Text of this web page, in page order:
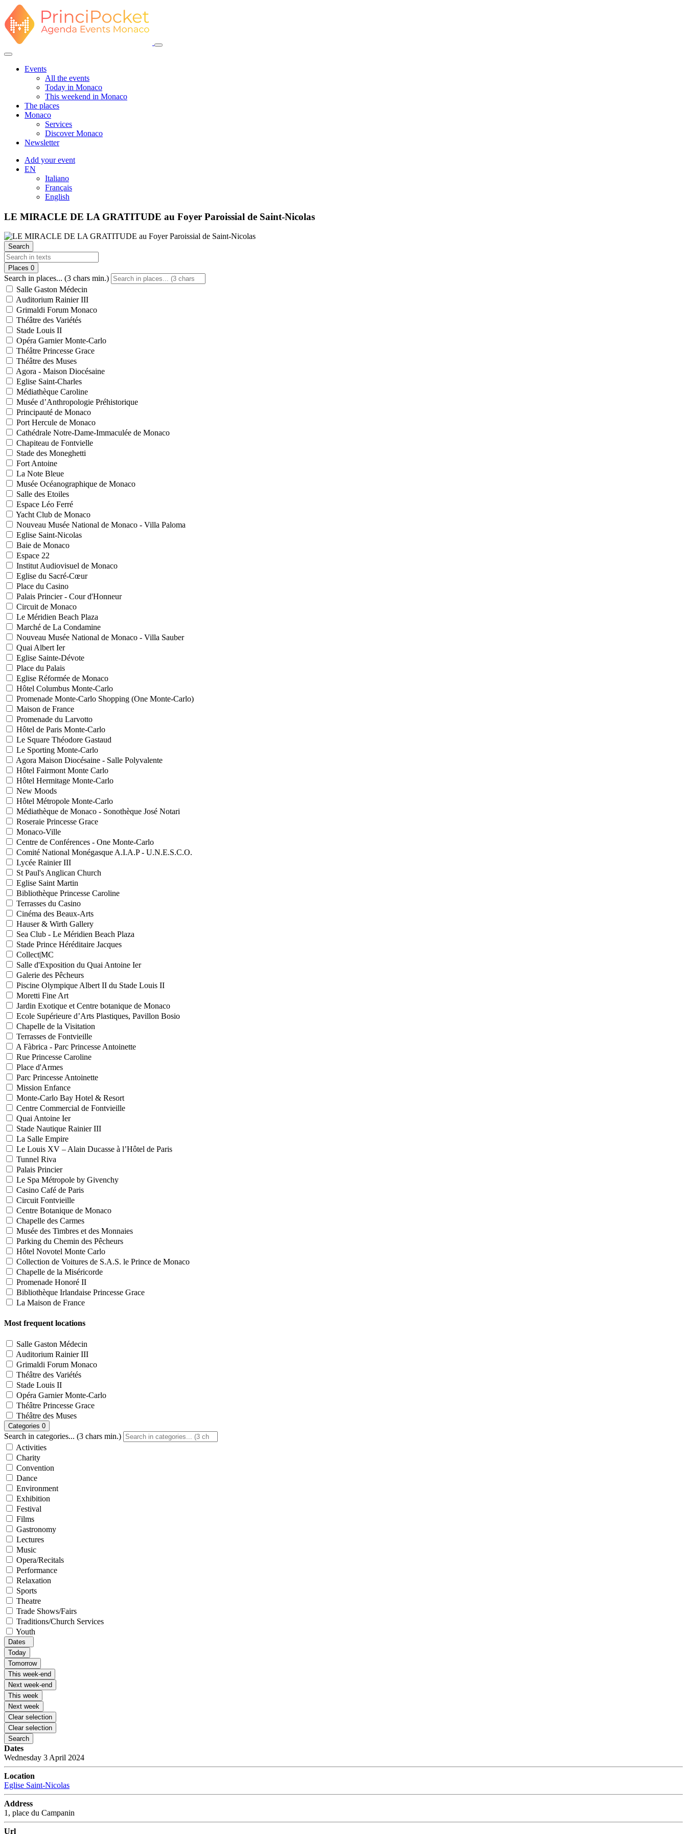
Events
All the events
Today in Monaco
This weekend in Monaco
The places
Monaco
Services
Discover Monaco
Newsletter
Add your event
EN
Italiano
Français
English
LE MIRACLE DE LA GRATITUDE au Foyer Paroissial de Saint-Nicolas
Search
Places 0
Search in places... (3 chars min.)
Salle Gaston Médecin
Auditorium Rainier III
Grimaldi Forum Monaco
Théâtre des Variétés
Stade Louis II
Opéra Garnier Monte-Carlo
Théâtre Princesse Grace
Théâtre des Muses
Agora - Maison Diocésaine
Eglise Saint-Charles
Médiathèque Caroline
Musée d’Anthropologie Préhistorique
Principauté de Monaco
Port Hercule de Monaco
Cathédrale Notre-Dame-Immaculée de Monaco
Chapiteau de Fontvielle
Stade des Moneghetti
Fort Antoine
La Note Bleue
Musée Océanographique de Monaco
Salle des Etoiles
Espace Léo Ferré
Yacht Club de Monaco
Nouveau Musée National de Monaco - Villa Paloma
Eglise Saint-Nicolas
Baie de Monaco
Espace 22
Institut Audiovisuel de Monaco
Eglise du Sacré-Cœur
Place du Casino
Palais Princier - Cour d'Honneur
Circuit de Monaco
Le Méridien Beach Plaza
Marché de La Condamine
Nouveau Musée National de Monaco - Villa Sauber
Quai Albert Ier
Eglise Sainte-Dévote
Place du Palais
Eglise Réformée de Monaco
Hôtel Columbus Monte-Carlo
Promenade Monte-Carlo Shopping (One Monte-Carlo)
Maison de France
Promenade du Larvotto
Hôtel de Paris Monte-Carlo
Le Square Théodore Gastaud
Le Sporting Monte-Carlo
Agora Maison Diocésaine - Salle Polyvalente
Hôtel Fairmont Monte Carlo
Hôtel Hermitage Monte-Carlo
New Moods
Hôtel Métropole Monte-Carlo
Médiathèque de Monaco - Sonothèque José Notari
Roseraie Princesse Grace
Monaco-Ville
Centre de Conférences - One Monte-Carlo
Comité National Monégasque A.I.A.P - U.N.E.S.C.O.
Lycée Rainier III
St Paul's Anglican Church
Eglise Saint Martin
Bibliothèque Princesse Caroline
Terrasses du Casino
Cinéma des Beaux-Arts
Hauser & Wirth Gallery
Sea Club - Le Méridien Beach Plaza
Stade Prince Héréditaire Jacques
Collect|MC
Salle d'Exposition du Quai Antoine Ier
Galerie des Pêcheurs
Piscine Olympique Albert II du Stade Louis II
Moretti Fine Art
Jardin Exotique et Centre botanique de Monaco
Ecole Supérieure d’Arts Plastiques, Pavillon Bosio
Chapelle de la Visitation
Terrasses de Fontvieille
A Fàbrica - Parc Princesse Antoinette
Rue Princesse Caroline
Place d'Armes
Parc Princesse Antoinette
Mission Enfance
Monte-Carlo Bay Hotel & Resort
Centre Commercial de Fontvieille
Quai Antoine Ier
Stade Nautique Rainier III
La Salle Empire
Le Louis XV – Alain Ducasse à l’Hôtel de Paris
Tunnel Riva
Palais Princier
Le Spa Métropole by Givenchy
Casino Café de Paris
Circuit Fontvieille
Centre Botanique de Monaco
Chapelle des Carmes
Musée des Timbres et des Monnaies
Parking du Chemin des Pêcheurs
Hôtel Novotel Monte Carlo
Collection de Voitures de S.A.S. le Prince de Monaco
Chapelle de la Miséricorde
Promenade Honoré II
Bibliothèque Irlandaise Princesse Grace
La Maison de France
Most frequent locations
Salle Gaston Médecin
Auditorium Rainier III
Grimaldi Forum Monaco
Théâtre des Variétés
Stade Louis II
Opéra Garnier Monte-Carlo
Théâtre Princesse Grace
Théâtre des Muses
Categories 0
Search in categories... (3 chars min.)
Activities
Charity
Convention
Dance
Environment
Exhibition
Festival
Films
Gastronomy
Lectures
Music
Opera/Recitals
Performance
Relaxation
Sports
Theatre
Trade Shows/Fairs
Traditions/Church Services
Youth
Dates
Today
Tomorrow
This week-end
Next week-end
This week
Next week
Clear selection
Clear selection
Search
Dates
Wednesday 3 April 2024
Location
Eglise Saint-Nicolas
Address
1, place du Campanin
Url